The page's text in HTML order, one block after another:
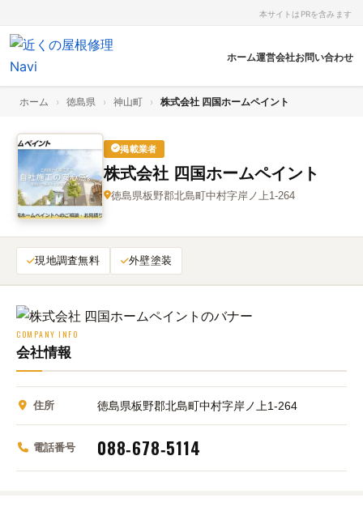
本サイトはPRを含みます
ホーム運営会社お問い合わせ
ホーム › 徳島県 › 神山町 › 株式会社 四国ホームペイント
掲載業者
株式会社 四国ホームペイント
徳島県板野郡北島町中村字岸ノ上1-264
現地調査無料 外壁塗装
COMPANY INFO
会社情報
住所 徳島県板野郡北島町中村字岸ノ上1-264
電話番号 088‑678‑5114